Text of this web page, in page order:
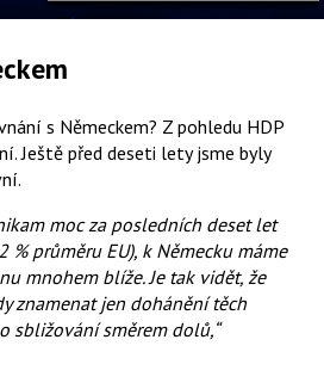
s Německem? Z pohledu HDP
Ještě před deseti lety jsme byly
moc za posledních deset let
% průměru EU), k Německu máme
mnohem blíže. Je tak vidět, že
znamenat jen dohánění těch
sbližování směrem dolů,“